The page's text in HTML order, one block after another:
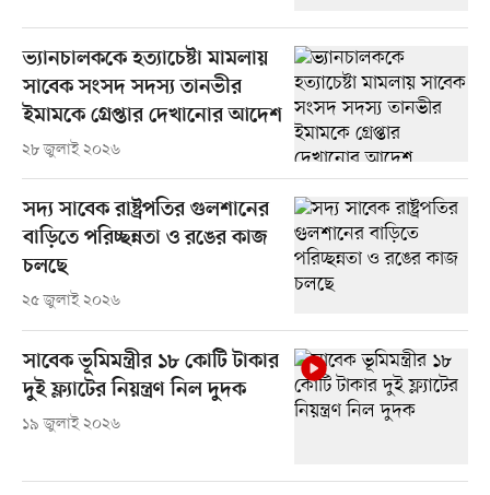
ভ্যানচালককে হত্যাচেষ্টা মামলায়
সাবেক সংসদ সদস্য তানভীর
ইমামকে গ্রেপ্তার দেখানোর আদেশ
২৮ জুলাই ২০২৬
সদ্য সাবেক রাষ্ট্রপতির গুলশানের
বাড়িতে পরিচ্ছন্নতা ও রঙের কাজ
চলছে
২৫ জুলাই ২০২৬
সাবেক ভূমিমন্ত্রীর ১৮ কোটি টাকার
দুই ফ্ল্যাটের নিয়ন্ত্রণ নিল দুদক
১৯ জুলাই ২০২৬